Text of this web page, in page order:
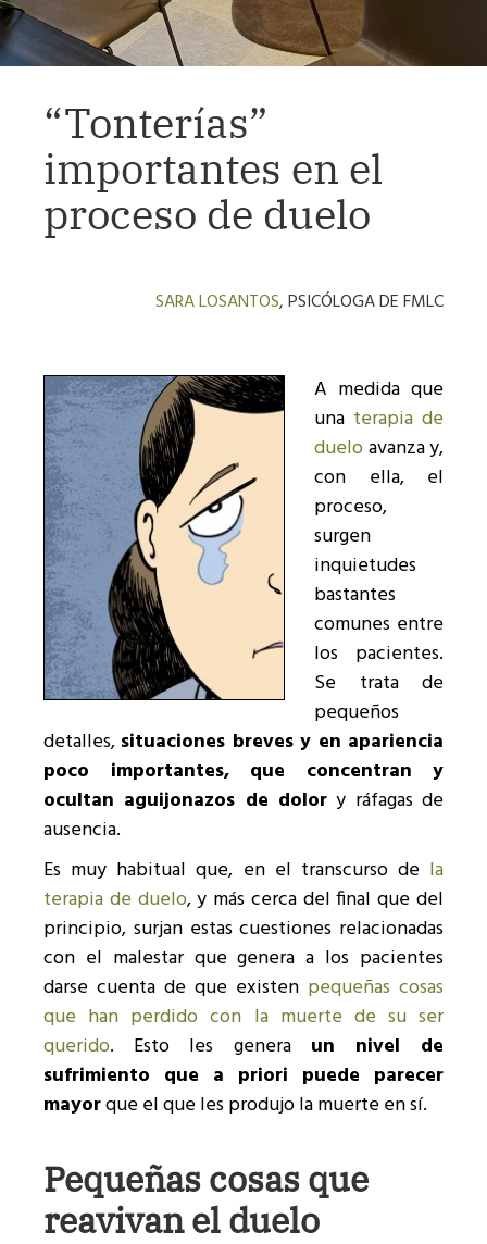
“Tonterías”
importantes en el
proceso de duelo
SARA LOSANTOS, PSICÓLOGA DE FMLC
A medida que
una terapia de
dueloavanza y,
con ella, el
proceso,
surgen
inquietudes
bastantes
comunes entre
los pacientes.
Se trata de
pequeños
detalles, situaciones breves y en apariencia
poco importantes, que concentran y
ocultan aguijonazos de dolor y ráfagas de
ausencia.
Es muy habitual que, en el transcurso de la
terapia de duelo, y más cerca del final que del
principio, surjan estas cuestiones relacionadas
con el malestar que genera a los pacientes
darse cuenta de que existen pequeñas cosas
que han perdido con la muerte de su ser
querido. Esto les genera un nivel de
sufrimiento que a priori puede parecer
mayorque el que les produjo la muerte en sí.
Pequeñas cosas que
reavivan el duelo